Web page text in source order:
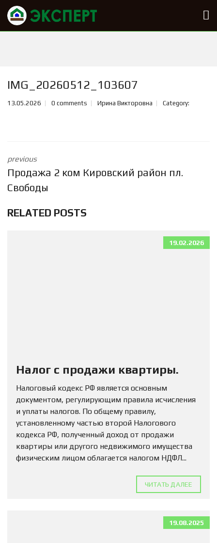
IMG_20260512_103607
13.05.2026 0 comments Ирина Викторовна Category:
previous
Продажа 2 ком Кировский район пл.
Свободы
RELATED POSTS
19.02.2026
Налог с продажи квартиры.
Налоговый кодекс РФ является основным
документом, регулирующим правила исчисления
и уплаты налогов. По общему правилу,
установленному частью второй Налогового
кодекса РФ, полученный доход от продажи
квартиры или другого недвижимого имущества
физическим лицом облагается налогом НДФЛ...
ЧИТАТЬ ДАЛЕЕ
19.08.2025